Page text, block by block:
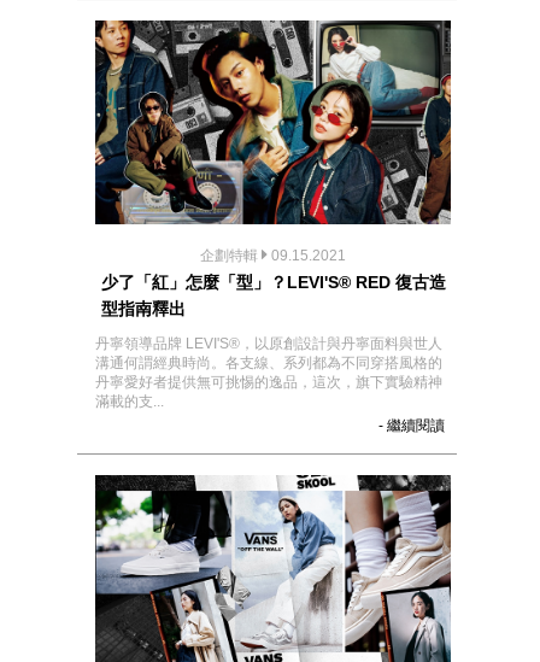
企劃特輯 09.15.2021
少了「紅」怎麼「型」？LEVI'S® RED 復古造
型指南釋出
丹寧領導品牌 LEVI'S®，以原創設計與丹寧面料與世人
溝通何謂經典時尚。各支線、系列都為不同穿搭風格的
丹寧愛好者提供無可挑惕的逸品，這次，旗下實驗精神
滿載的支...
- 繼續閱讀